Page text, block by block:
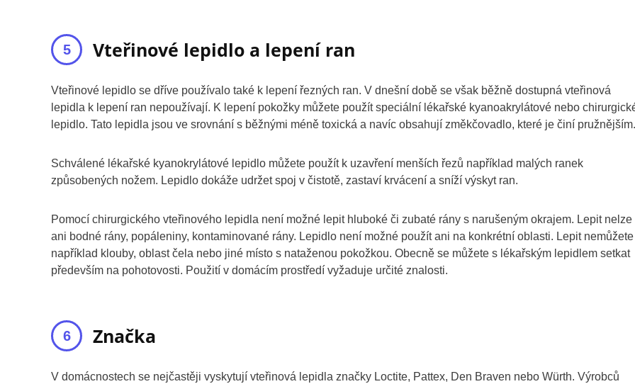
Vteřinové lepidlo a lepení ran
Vteřinové lepidlo se dříve používalo také k lepení řezných ran. V dnešní době se však běžně dostupná vteřinová
lepidla k lepení ran nepoužívají. K lepení pokožky můžete použít speciální lékařské kyanoakrylátové nebo
lepidlo. Tato lepidla jsou ve srovnání s běžnými méně toxická a navíc obsahují změkčovadlo, které je činí pružnějším.
Schválené lékařské kyanokrylátové lepidlo můžete použít k uzavření menších řezů například malých ranek
způsobených nožem. Lepidlo dokáže udržet spoj v čistotě, zastaví krvácení a sníží výskyt ran.
Pomocí chirurgického vteřinového lepidla není možné lepit hluboké či zubaté rány s narušeným okrajem. Lepit nelze
ani bodné rány, popáleniny, kontaminované rány. Lepidlo není možné použít ani na konkrétní oblasti. Lepit nemůžete
například klouby, oblast čela nebo jiné místo s nataženou pokožkou. Obecně se můžete s lékařským lepidlem setkat
především na pohotovosti. Použití v domácím prostředí vyžaduje určité znalosti.
Značka
V domácnostech se nejčastěji vyskytují vteřinová lepidla značky Loctite, Pattex, Den Braven nebo Würth. Výrobců